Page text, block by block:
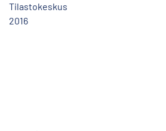
Tilastokeskus
2016